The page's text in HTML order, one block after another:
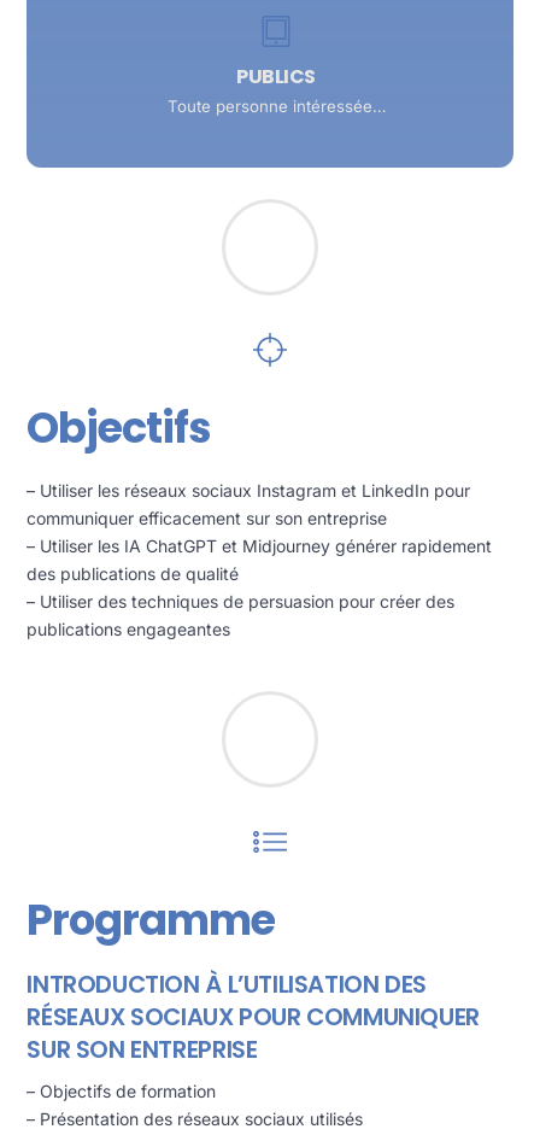
PUBLICS
Toute personne intéressée…
Objectifs
– Utiliser les réseaux sociaux Instagram et LinkedIn pour
communiquer efficacement sur son entreprise
– Utiliser les IA ChatGPT et Midjourney générer rapidement
des publications de qualité
– Utiliser des techniques de persuasion pour créer des
publications engageantes
Programme
INTRODUCTION À L’UTILISATION DES
RÉSEAUX SOCIAUX POUR COMMUNIQUER
SUR SON ENTREPRISE
– Objectifs de formation
– Présentation des réseaux sociaux utilisés